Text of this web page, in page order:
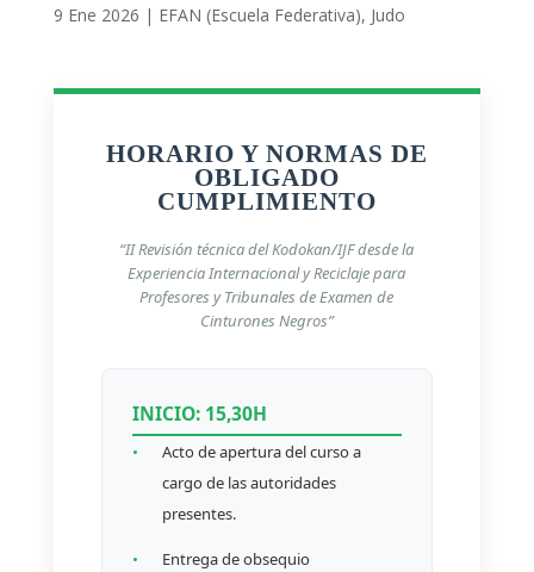
9 Ene 2026 | EFAN (Escuela Federativa), Judo
HORARIO Y NORMAS DE
OBLIGADO
CUMPLIMIENTO
“II Revisión técnica del Kodokan/IJF desde la
Experiencia Internacional y Reciclaje para
Profesores y Tribunales de Examen de
Cinturones Negros”
INICIO: 15,30H
•
Acto de apertura del curso a
cargo de las autoridades
presentes.
•
Entrega de obsequio